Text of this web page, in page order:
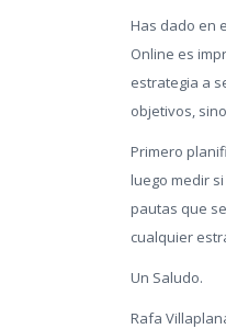
Has dado en
Online es
estrategia a
objetivos,
Primero
luego medir
pautas que
cualquier
Un Saludo.
Rafa